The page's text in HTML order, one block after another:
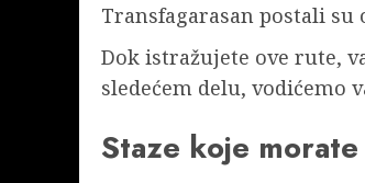
Transfagarasan postali su
Dok istražujete ove rute,
sledećem delu, vodićemo
Staze koje